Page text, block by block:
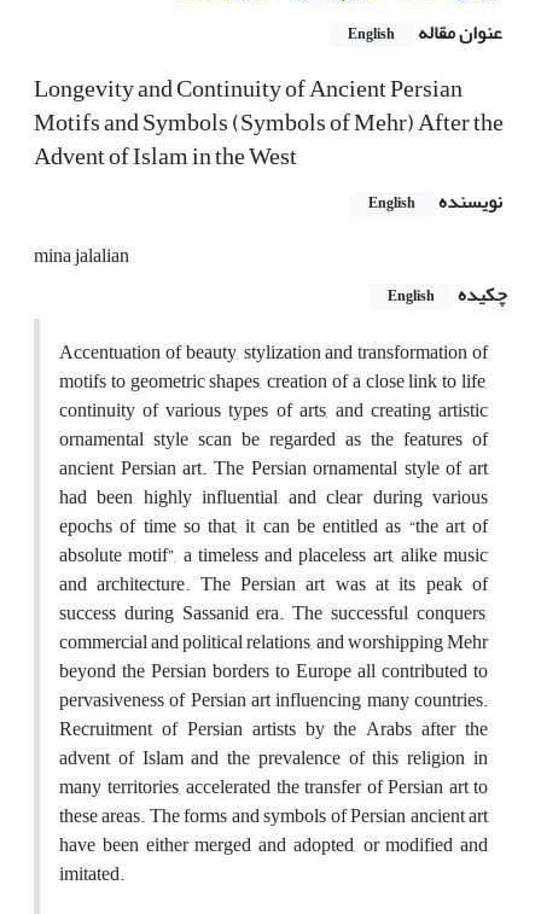
عنوان مقاله
English
Longevity and Continuity of Ancient Persian
Motifs and Symbols (Symbols of Mehr) After the
Advent of Islam in the West
نویسنده English
mina jalalian
چکیده
English
Accentuation of beauty, stylization and transformation of
motifs to geometric shapes, creation of a close link to life,
continuity of various types of arts, and creating artistic
ornamental style scan be regarded as the features of
ancient Persian art. The Persian ornamental style of art
had been highly influential and clear during various
epochs of time so that, it can be entitled as “the art of
absolute motif”, a timeless and placeless art, alike music
and architecture. The Persian art was at its peak of
success during Sassanid era. The successful conquers,
commercial and political relations, and worshipping Mehr
beyond the Persian borders to Europe all contributed to
pervasiveness of Persian art influencing many countries.
Recruitment of Persian artists by the Arabs after the
advent of Islam and the prevalence of this religion in
many territories, accelerated the transfer of Persian art to
these areas. The forms and symbols of Persian ancient art
have been either merged and adopted, or modified and
imitated.